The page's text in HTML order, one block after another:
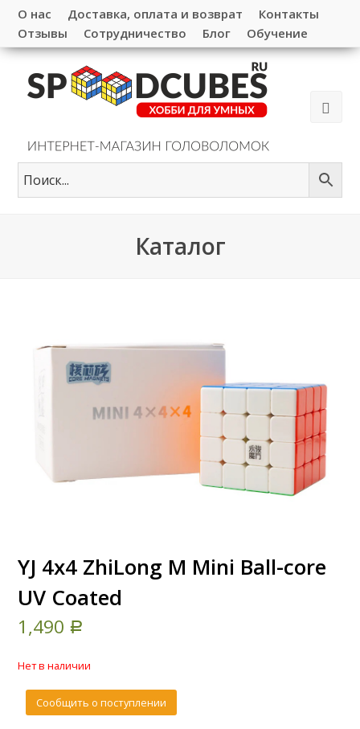
О нас Доставка, оплата и возврат
Контакты
Отзывы
Сотрудничество Блог Обучение
Каталог
YJ 4x4 ZhiLong M Mini Ball-core
UV Coated
1,490 Р
Нет в наличии
Сообщить о поступлении